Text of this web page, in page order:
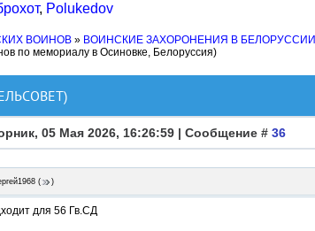
, Polukedov
ВОИНОВ » ВОИНСКИЕ ЗАХОРОНЕНИЯ В БЕЛОРУССИИ
по мемориалу в Осиновке, Белоруссия)
05 Мая 2026, 16:26:59 | Сообщение # 36
( )
для 56 Гв.СД